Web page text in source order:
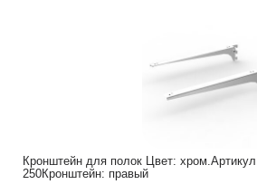
Кронштейн для полок Цвет:
250Кронштейн: правый